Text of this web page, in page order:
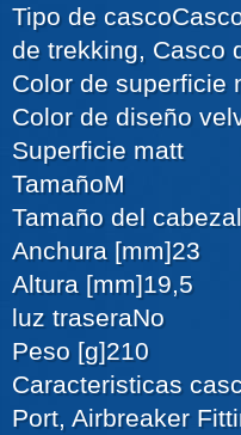
Tipo de casco
de trekking, Casco
Color de superficie
Color de diseño
Superficie matt
TamañoM
Tamaño del
Anchura [mm]23
Altura [mm]19,5
luz traseraNo
Peso [g]210
Caracteristicas
Port, Airbreaker